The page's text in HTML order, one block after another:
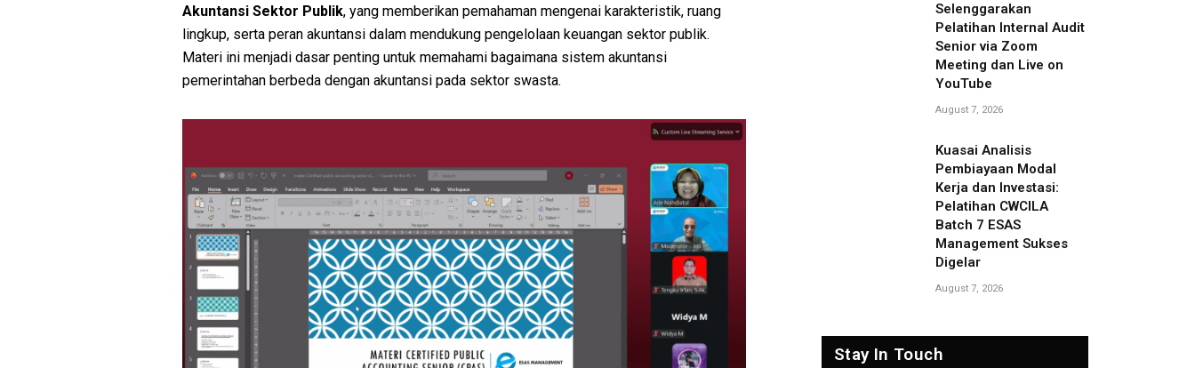
Akuntansi Sektor Publik, yang memberikan pemahaman mengenai karakteristik, ruang
lingkup, serta peran akuntansi dalam mendukung pengelolaan keuangan sektor publik.
Materi ini menjadi dasar penting untuk memahami bagaimana sistem akuntansi
pemerintahan berbeda dengan akuntansi pada sektor swasta.
Selenggarakan
Pelatihan Internal Audit
Senior via Zoom
Meeting dan Live on
YouTube
August 7, 2026
Kuasai Analisis
Pembiayaan Modal
Kerja dan Investasi:
Pelatihan CWCILA
Batch 7 ESAS
Management Sukses
Digelar
August 7, 2026
Stay In Touch